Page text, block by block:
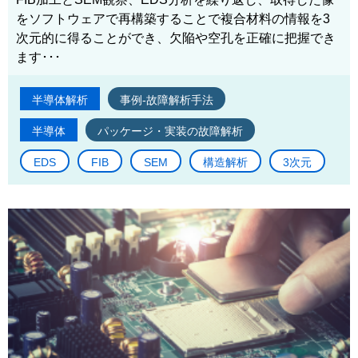
をソフトウェアで再構築することで複合材料の情報を3
次元的に得ることができ、欠陥や空孔を正確に把握でき
ます･･･
半導体解析 事例-故障解析手法
半導体 パッケージ・実装の故障解析
EDS FIB SEM 構造解析 3次元